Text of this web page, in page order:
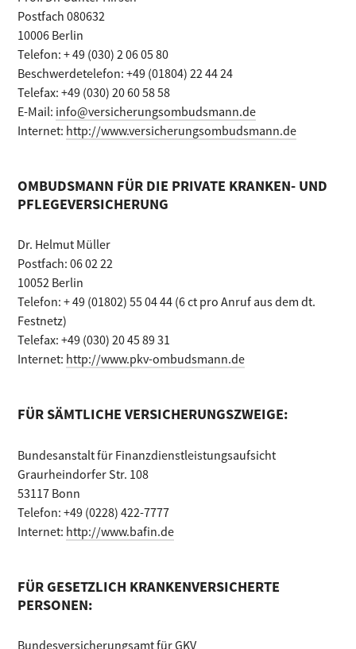
Postfach 080632
10006 Berlin
Telefon: + 49 (030) 2 06 05 80
Beschwerdetelefon: +49 (01804) 22 44 24
Telefax: +49 (030) 20 60 58 58
E-Mail: info@versicherungsombudsmann.de
Internet: http://www.versicherungsombudsmann.de
OMBUDSMANN FÜR DIE PRIVATE KRANKEN- UND
PFLEGEVERSICHERUNG
Dr. Helmut Müller
Postfach: 06 02 22
10052 Berlin
Telefon: + 49 (01802) 55 04 44 (6 ct pro Anruf aus dem dt.
Festnetz)
Telefax: +49 (030) 20 45 89 31
Internet: http://www.pkv-ombudsmann.de
FÜR SÄMTLICHE VERSICHERUNGSZWEIGE:
Bundesanstalt für Finanzdienstleistungsaufsicht
Graurheindorfer Str. 108
53117 Bonn
Telefon: +49 (0228) 422-7777
Internet: http://www.bafin.de
FÜR GESETZLICH KRANKENVERSICHERTE
PERSONEN:
Bundesversicherungsamt für GKV